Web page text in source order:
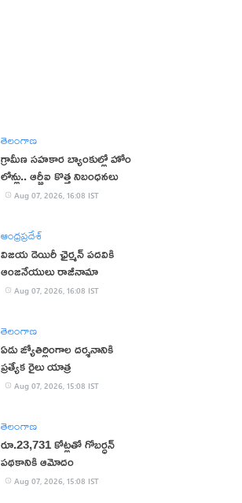
తెలంగాణ
గ్రామీణ సహకార బ్యాంకుల్లో హోం
లోన్లు.. ఆర్బీఐ కొత్త నిబంధనలు
Aug 07, 2026, 16:08 IST
ఆంధ్రప్రదేశ్
విజయ డెయిరీ ఛైర్మన్ పదవికి
ఆంజనేయులు రాజీనామా
Aug 07, 2026, 16:08 IST
తెలంగాణ
ఏడు జ్యోతిర్లింగాల దర్శనానికి
ప్రత్యేక రైలు యాత్ర
Aug 07, 2026, 15:08 IST
తెలంగాణ
రూ.23,731 కోట్లతో గోబర్ధన్
పథకానికి ఆమోదం
Aug 07, 2026, 15:08 IST